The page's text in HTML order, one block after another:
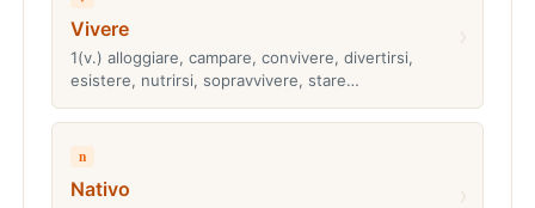
Vivere
1(v.) alloggiare, campare, convivere, divertirsi,
esistere, nutrirsi, sopravvivere, stare…
n
Nativo